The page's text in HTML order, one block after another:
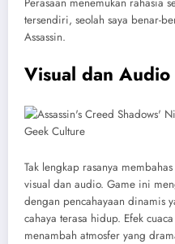
tersendiri, seolah saya benar-
Assassin.
Visual dan
Tak lengkap rasanya membahas
visual dan audio. Game ini
dengan pencahayaan dinamis
cahaya terasa hidup. Efek
menambah atmosfer yang